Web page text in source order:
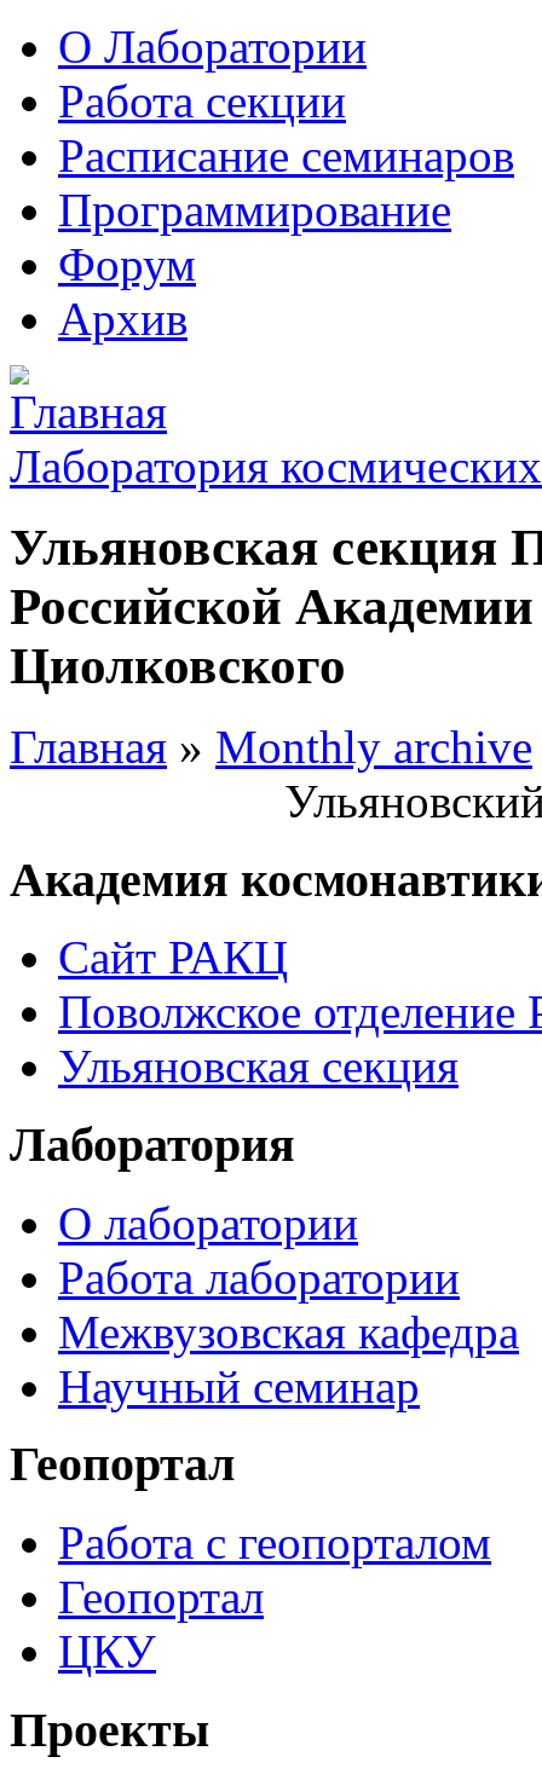
О Лаборатории
Работа секции
Расписание семинаров
Программирование
Форум
Архив
Лаборатория
Ульяновская секция
Российской
Циолковского
Главная » Monthly archive
Академия
Сайт РАКЦ
Поволжское
Ульяновская секция
Лаборатория
О лаборатории
Работа лаборатории
Межвузовская кафедра
Научный семинар
Геопортал
Работа с геопорталом
Геопортал
ЦКУ
Проекты